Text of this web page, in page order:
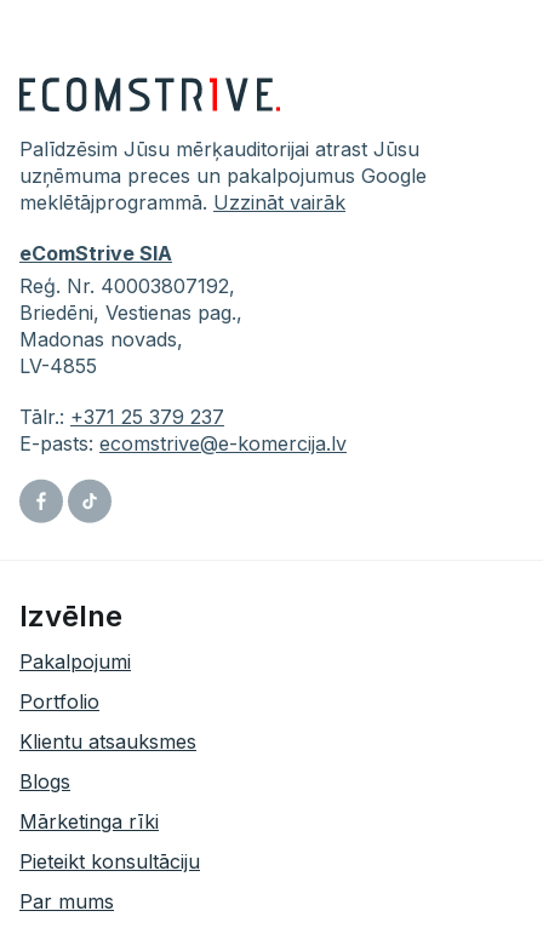
Palīdzēsim Jūsu mērķauditorijai atrast Jūsu
uzņēmuma preces un pakalpojumus Google
meklētājprogrammā. Uzzināt vairāk
eComStrive SIA
Reģ. Nr. 40003807192,
Briedēni, Vestienas pag.,
Madonas novads,
LV-4855
Tālr.: +371 25 379 237
E-pasts: ecomstrive@e-komercija.lv
Facebook
Tiktok
Izvēlne
Pakalpojumi
Portfolio
Klientu atsauksmes
Blogs
Mārketinga rīki
Pieteikt konsultāciju
Par mums